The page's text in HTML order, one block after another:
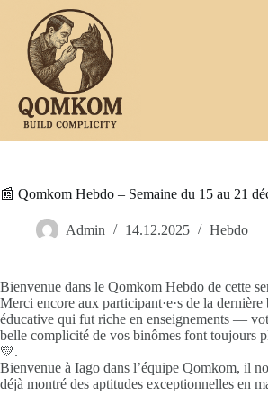
contenu
📰 Qomkom Hebdo – Semaine du 15 au 21
Admin 14.12.2025 Hebdo
Bienvenue dans le Qomkom Hebdo de cette
Merci encore aux participant·e·s de la dernière
éducative qui fut riche en enseignements —
belle complicité de vos binômes font toujours
💛.
Bienvenue à Iago dans l’équipe Qomkom, il
déjà montré des aptitudes exceptionnelles en